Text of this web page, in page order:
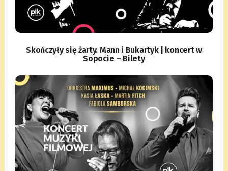
Skończyły się żarty. Mann i Bukartyk | koncert w
Sopocie – Bilety